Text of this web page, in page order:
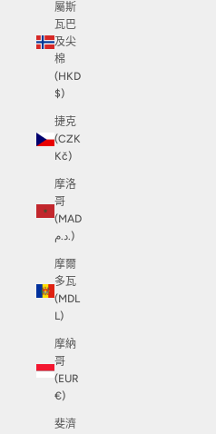
屬斯
瓦巴
及尖
棉
(HKD
$)
捷克
(CZK
Kč)
摩洛
哥
(MAD
د.م.)
摩爾
多瓦
(MDL
L)
摩納
哥
(EUR
€)
斐濟